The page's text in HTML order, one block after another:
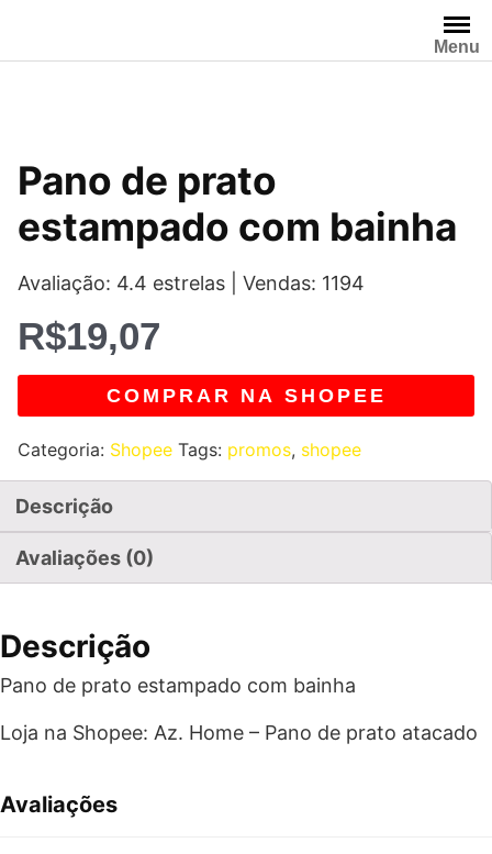
o
Menu
Pano de prato
estampado com bainha
Avaliação: 4.4 estrelas | Vendas: 1194
R$19,07
COMPRAR NA SHOPEE
Categoria: Shopee Tags: promos, shopee
Descrição
Avaliações (0)
Descrição
Pano de prato estampado com bainha
Loja na Shopee: Az. Home – Pano de prato atacado
Avaliações